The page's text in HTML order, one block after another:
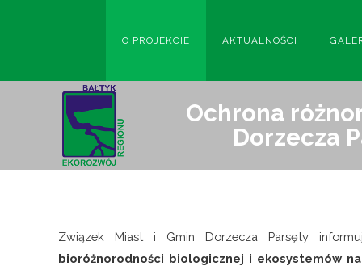
O PROJEKCIE AKTUALNOŚCI
Ochrona
Dorzecza
Związek Miast i Gmin Dorzecza Parsęty
bioróżnorodności biologicznej i ekosystemów